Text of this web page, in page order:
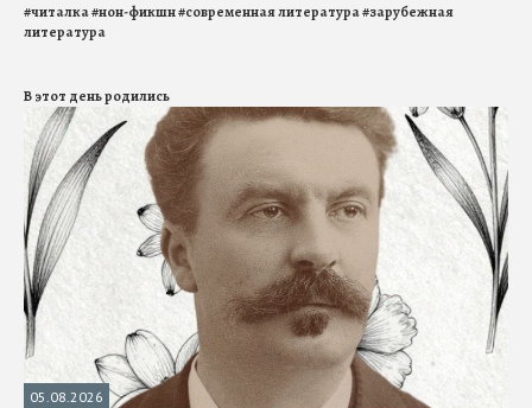
#читалка#нон-фикшн#современная литература#зарубежная
литература
В этот день родились
05.08.2026